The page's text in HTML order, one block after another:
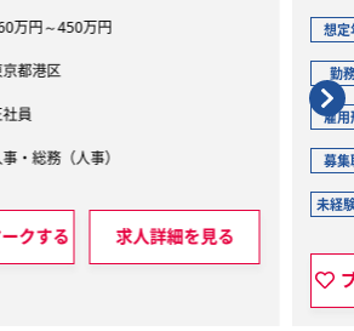
万円～450万円
京都港区
員
・総務（人事）
クする 求人詳細を見る
想定
勤
雇用
募集
未経